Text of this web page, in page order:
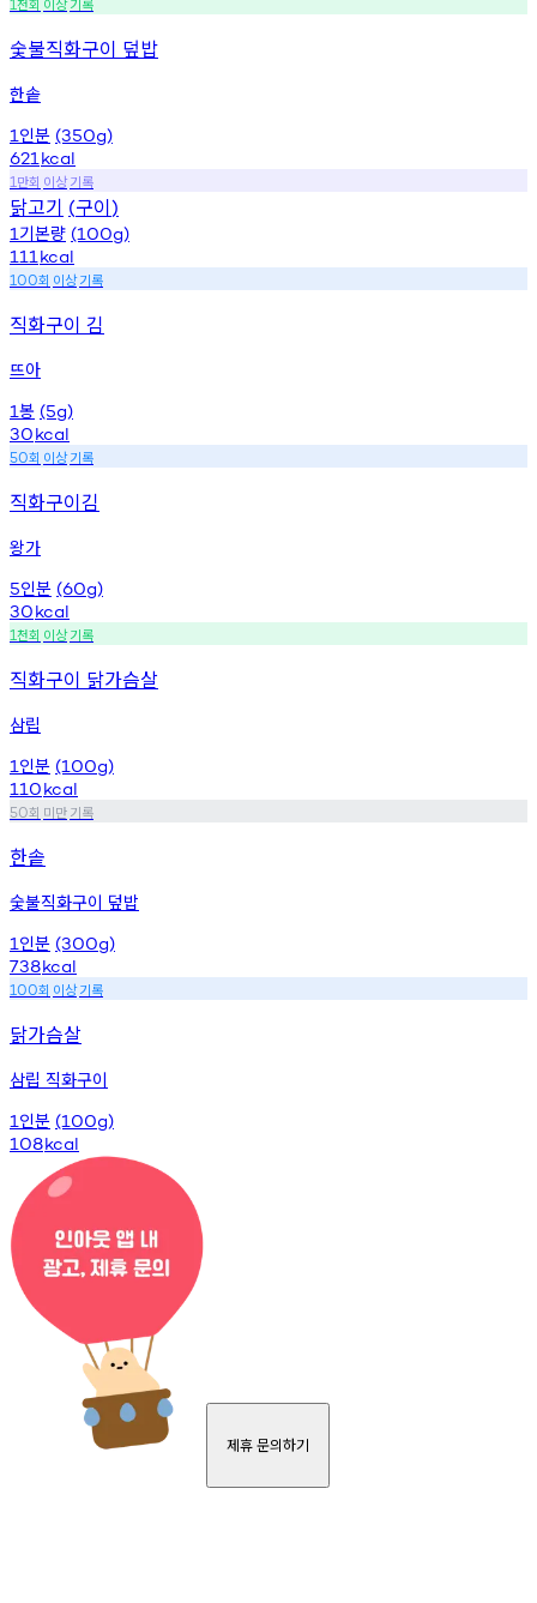
1
숯불직화구이 덮밥
한솥
1 인분 (350g)
621 kcal
1 만회 이상기록
닭고기 (구이)
1 기본량 (100g)
111 kcal
100회 이상기록
직화구이 김
뜨아
1봉 (5g)
30kcal
50회 이상기록
직화구이김
왕가
5인분 (60g)
30kcal
1천회 이상기록
직화구이 닭가슴살
삼립
1 인분 (100g)
110kcal
50회 미만기록
한솥
숯불직화구이 덮밥
1 인분 (300g)
738kcal
100회 이상기록
닭가슴살
삼립 직화구이
1 인분 (100g)
108kcal
제휴 문의하기